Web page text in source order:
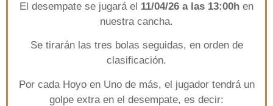
El desempate se jugará el 11/04/26 a las 13:00h en
nuestra cancha.
Se tirarán las tres bolas seguidas, en orden de
clasificación.
Por cada Hoyo en Uno de más, el jugador tendrá un
golpe extra en el desempate, es decir: